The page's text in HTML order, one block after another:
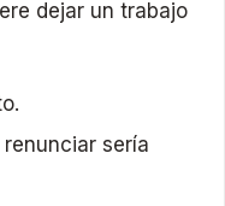
dejar un trabajo
sería